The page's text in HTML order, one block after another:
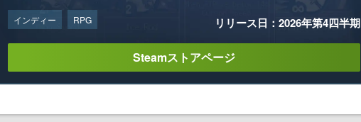
インディー RPG リリース日：2026年第4四半期
Steamストアページ